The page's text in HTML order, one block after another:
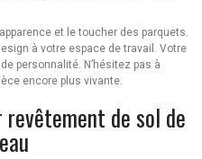
et le toucher des parquets.
à votre espace de travail. Votre
personnalité. N’hésitez pas à
encore plus vivante.
revêtement de sol de